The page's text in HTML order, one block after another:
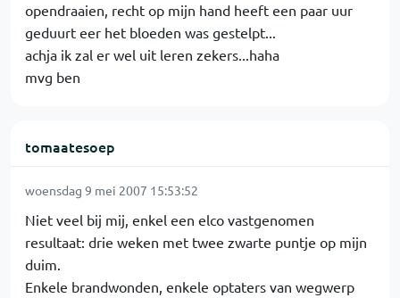
opendraaien, recht op mijn hand heeft een paar uur
geduurt eer het bloeden was gestelpt...
achja ik zal er wel uit leren zekers...haha
mvg ben
tomaatesoep
woensdag 9 mei 2007 15:53:52
Niet veel bij mij, enkel een elco vastgenomen
resultaat: drie weken met twee zwarte puntje op mijn
duim.
Enkele brandwonden, enkele optaters van wegwerp